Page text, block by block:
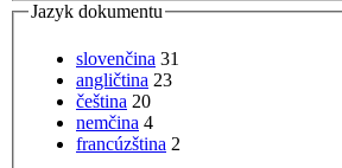
Jazyk dokumentu
slovenčina 31
angličtina 23
čeština 20
nemčina 4
francúzština 2